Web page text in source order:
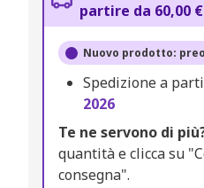
partire da 60,00 €
Nuovo prodotto:
Spedizione a
2026
Te ne servono di
quantità e clicca su
consegna".